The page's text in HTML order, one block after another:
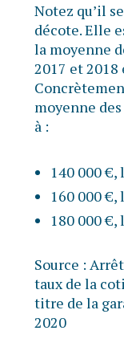
Notez qu’il
décote. Elle
la moyenne
2017 et 2018
moyenne
à :
140 000 €,
160 000 €,
180 000 €,
Source :
taux de la
titre de la
2020